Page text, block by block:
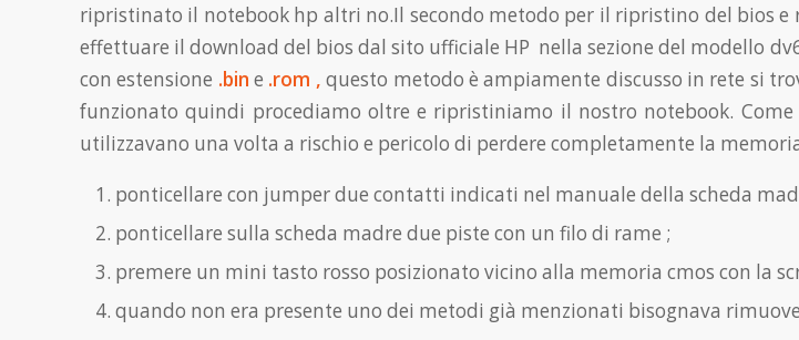
ripristinato il notebook hp altri no.Il secondo metodo per il ripristino del bios
effettuare il download del bios dal sito ufficiale HP nella sezione del modello
con estensione .bin e .rom ,questo metodo è ampiamente discusso in rete si
funzionato quindi procediamo oltre e ripristiniamo il nostro notebook.
utilizzavano una volta a rischio e pericolo di perdere completamente la
ponticellare con jumper due contatti indicati nel manuale della scheda
ponticellare sulla scheda madre due piste con un filo di rame ;
premere un mini tasto rosso posizionato vicino alla memoria cmos con la
quando non era presente uno dei metodi già menzionati bisognava